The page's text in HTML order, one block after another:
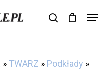
search
Menu
Close
» TWARZ » Podkłady »